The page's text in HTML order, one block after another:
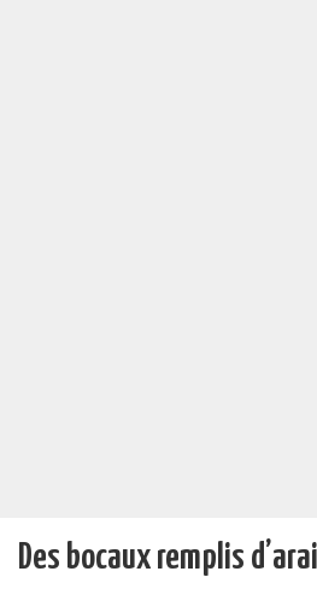
Des bocaux remplis